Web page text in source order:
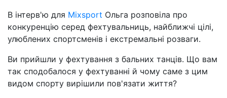
В інтерв'ю для Mixsport Ольга розповіла про
конкуренцію серед фехтувальниць, найближчі цілі,
улюблених спортсменів і екстремальні розваги.
Ви прийшли у фехтування з бальних танців. Що вам
так сподобалося у фехтуванні й чому саме з цим
видом спорту вирішили пов'язати життя?